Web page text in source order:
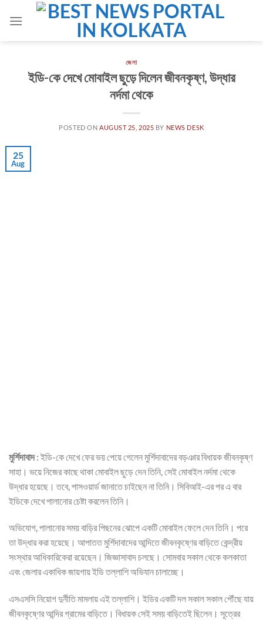
জেলা
ইডি-কে দেখে মোবাইল ছুড়ে দিলেন জীবনকৃষ্ণ, উদ্ধার
নর্দমা থেকে
POSTED ON AUGUST 25, 2025 BY NEWS DESK
25
Aug
মুর্শিদাবাদ: ইডি-কে দেখে ফের ভয় পেয়ে গেলেন মুর্শিদাবাদের বড়ঞার বিধায়ক জীবনকৃষ্ণ
সাহা। ভয়ে নিজের কাছে থাকা মোবাইল ছুড়ে দেন তিনি, সেই মোবাইল নর্দমা থেকে
উদ্ধার হয়েছে। তবে, পাসওয়ার্ড জানাতে চাইছেন না তিনি। সিবিআই-এর পর এ বার
ইডিকে দেখে পালানোর চেষ্টা করলেন তিনি।
অভিযোগ, পালানোর সময় বাড়ির পিছনের ঝোপে একটি মোবাইল ফেলে দেন তিনি। পরে
তা উদ্ধার করা হয়েছে। আপাতত মুর্শিদাবাদের আন্দিতে জীবনকৃষ্ণের বাড়িতে কেন্দ্রীয়
সংস্থার আধিকারিকেরা রয়েছেন। জিজ্ঞাসাবাদ চলছে। সোমবার সকাল থেকে কলকাতা
এবং জেলার একাধিক জায়গায় ইডি তল্লাশি অভিযান চালাচ্ছে।
এসএসসি নিয়োগ দুর্নীতি মামলায় এই তল্লাশি। ইডির একটি দল সকাল সকাল পৌঁছে যায়
জীবনকৃষ্ণের আন্দির গ্রামের বাড়িতে। বিধায়ক সেই সময় বাড়িতেই ছিলেন। সূত্রের